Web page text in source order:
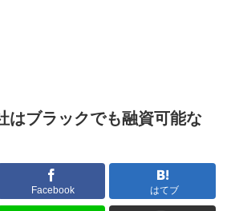
はブラックでも融資可能な
Facebook はてブ